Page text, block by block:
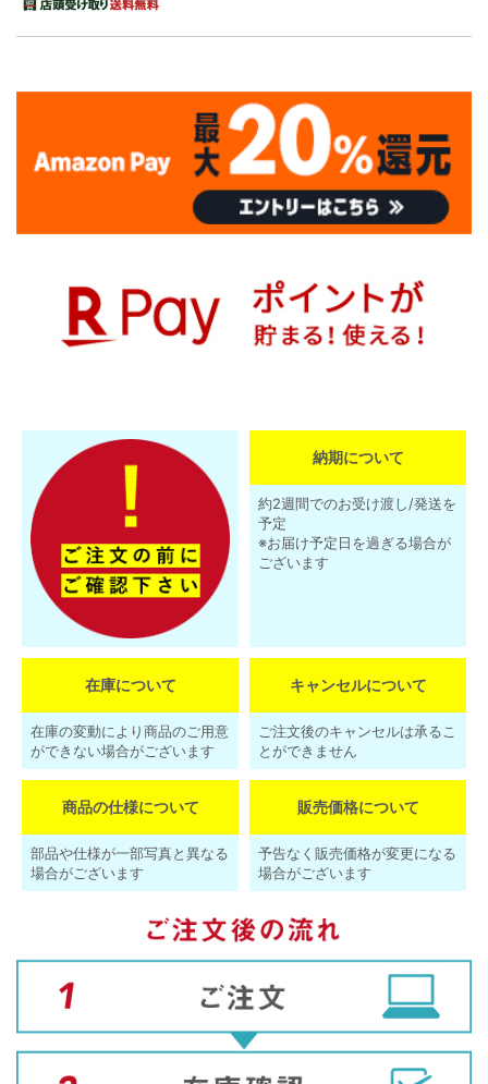
納期について
約2週間でのお受け渡し/発送を
予定
※お届け予定日を過ぎる場合が
ございます
在庫について
在庫の変動により商品のご用意
ができない場合がございます
キャンセルについて
ご注文後のキャンセルは承るこ
とができません
商品の仕様について
部品や仕様が一部写真と異なる
場合がございます
販売価格について
予告なく販売価格が変更になる
場合がございます